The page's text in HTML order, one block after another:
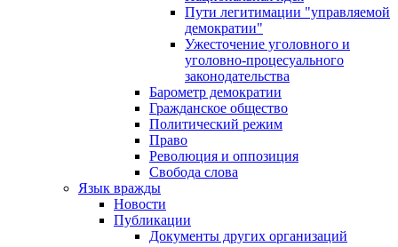
Пути легитимации "управляемой
демократии"
Ужесточение уголовного и
уголовно-процесуального
законодательства
Барометр демократии
Гражданское общество
Политический режим
Право
Революция и оппозиция
Свобода слова
Язык вражды
Новости
Публикации
Документы других организаций